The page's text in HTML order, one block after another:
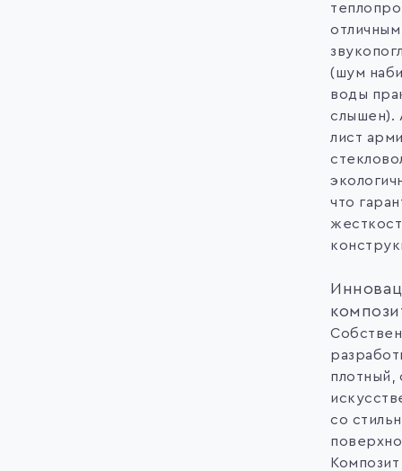
отличным
(шум
воды
слышен).
лист
что
плотный,
со